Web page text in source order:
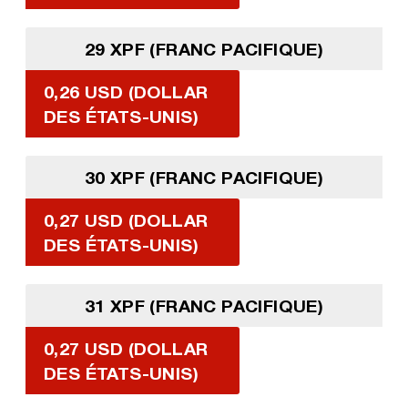
29 XPF (FRANC PACIFIQUE)
0,26 USD (DOLLAR
DES ÉTATS-UNIS)
30 XPF (FRANC PACIFIQUE)
0,27 USD (DOLLAR
DES ÉTATS-UNIS)
31 XPF (FRANC PACIFIQUE)
0,27 USD (DOLLAR
DES ÉTATS-UNIS)